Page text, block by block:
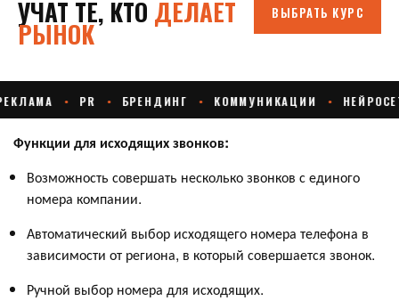
Функции для исходящих звонков:
Возможность совершать несколько звонков с единого
номера компании.
Автоматический выбор исходящего номера телефона в
зависимости от региона, в который совершается звонок.
Ручной выбор номера для исходящих.